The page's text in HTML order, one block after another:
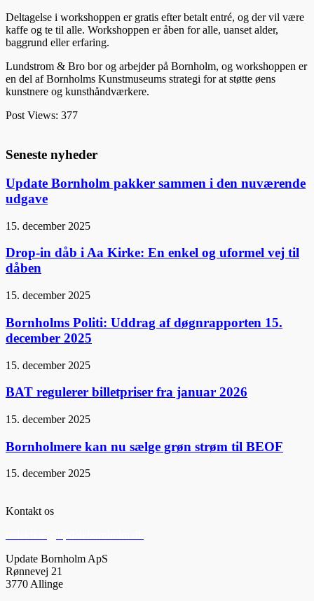
Deltagelse i workshoppen er gratis efter betalt entré, og der vil være
kaffe og te til alle. Workshoppen er åben for alle, uanset alder,
baggrund eller erfaring.
Lundstrom & Bro bor og arbejder på Bornholm, og workshoppen er
en del af Bornholms Kunstmuseums strategi for at støtte øens
kunstnere og kunsthåndværkere.
Post Views: 377
Seneste nyheder
Update Bornholm pakker sammen i den nuværende
udgave
15. december 2025
Drop-in dåb i Aa Kirke: En enkel og uformel vej til
dåben
15. december 2025
Bornholms Politi: Uddrag af døgnrapporten 15.
december 2025
15. december 2025
BAT regulerer billetpriser fra januar 2026
15. december 2025
Bornholmere kan nu sælge grøn strøm til BEOF
15. december 2025
Kontakt os
Update Bornholm ApS
Rønnevej 21
3770 Allinge